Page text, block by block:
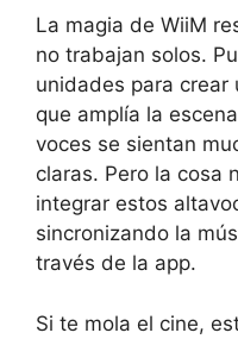
La magia de WiiM
no trabajan solos.
unidades para crear
que amplía la
voces se sientan
claras. Pero la cosa
integrar estos
sincronizando la
través de la app.
Si te mola el cine,